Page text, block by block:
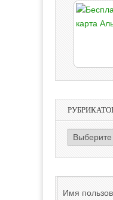
РУБРИКАТОР
Имя